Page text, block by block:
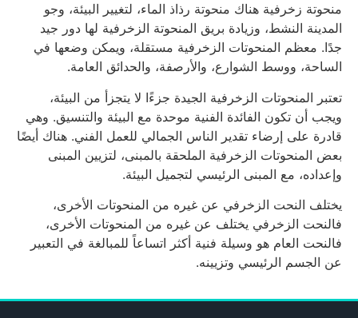
منحوتة زخرفية هناك منحوتة رذاذ الماء، لتغيير البيئة، وجو
المدينة النشط، وزيادة بريق المنحوتة الزخرفية لها دور جيد
جدًا. معظم المنحوتات الزخرفية مستقلة، ويمكن وضعها في
الساحة، ووسط الشوارع، والأرصفة، والحدائق العامة.
تعتبر المنحوتات الزخرفية الجيدة جزءًا لا يتجزأ من البيئة،
ويجب أن تكون الفائدة الفنية موحدة مع البيئة والتنسيق. وهي
قادرة على إرضاء تقدير الناس الجمالي للعمل الفني. هناك أيضًا
بعض المنحوتات الزخرفية الملحقة بالمبنى، لتزيين المبنى
وإعداده، مع المبنى الرئيسي لتجميل البيئة.
يختلف النحت الزخرفي عن غيره من المنحوتات الأخرى،
فالنحت الزخرفي يختلف عن غيره من المنحوتات الأخرى،
فالنحت العام هو وسيلة فنية أكثر اتساعاً للمبالغة في التعبير
عن الجسم الرئيسي وتزيينه.